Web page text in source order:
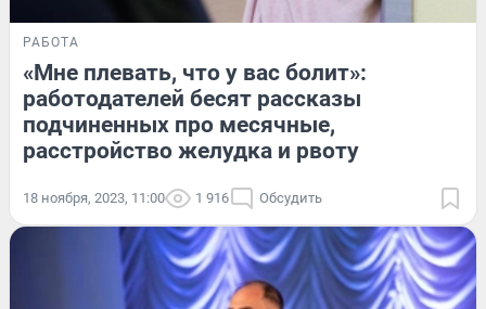
РАБОТА
«Мне плевать, что у вас болит»:
работодателей бесят рассказы
подчиненных про месячные,
расстройство желудка и рвоту
18 ноября, 2023, 11:00 1 916 Обсудить